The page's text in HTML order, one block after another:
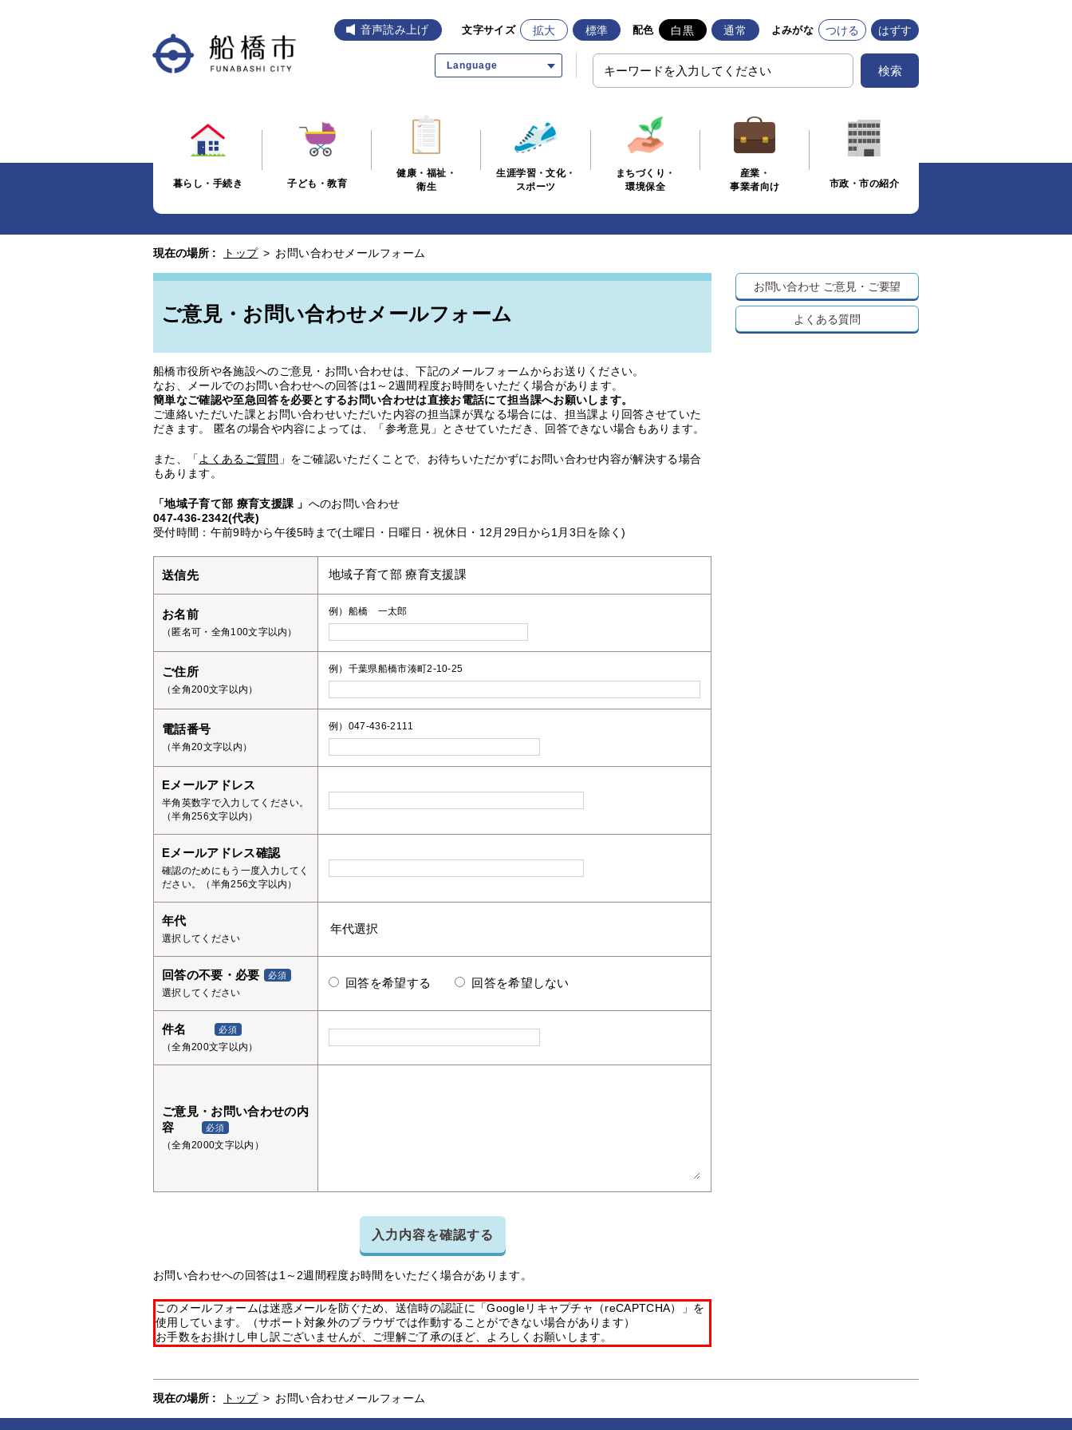
音声読み上げ 文字サイズ 拡大 標準 配色 白黒 通常 よみがな つける はずす
Language 検索
暮らし・手続き 子ども・教育
健康・福祉・
衛生
生涯学習・文化・
スポーツ
まちづくり・
環境保全
産業・
事業者向け
市政・市の紹介
現在の場所 : トップ > お問い合わせメールフォーム
ご意見・お問い合わせメールフォーム
船橋市役所や各施設へのご意見・お問い合わせは、下記のメールフォームからお送りください。
なお、メールでのお問い合わせへの回答は1～2週間程度お時間をいただく場合があります。
簡単なご確認や至急回答を必要とするお問い合わせは直接お電話にて担当課へお願いします。
ご連絡いただいた課とお問い合わせいただいた内容の担当課が異なる場合には、担当課より回答させていた
だきます。 匿名の場合や内容によっては、「参考意見」とさせていただき、回答できない場合もあります。
また、「 よくあるご質問 」をご確認いただくことで、お待ちいただかずにお問い合わせ内容が解決する場合
もあります。
「地域子育て部 療育支援課 」 へのお問い合わせ
047-436-2342(代表)
受付時間：午前9時から午後5時まで(土曜日・日曜日・祝休日・12月29日から1月3日を除く)
送信先 地域子育て部 療育支援課
お名前
（匿名可・全角100文字以内）
例）船橋 一太郎
ご住所
（全角200文字以内）
例）千葉県船橋市湊町2-10-25
電話番号
（半角20文字以内）
例）047-436-2111
Eメールアドレス
半角英数字で入力してください。
（半角256文字以内）
Eメールアドレス確認
確認のためにもう一度入力してく
ださい。（半角256文字以内）
年代
選択してください
回答の不要・必要 必須
選択してください
回答を希望する 回答を希望しない
件名 必須
（全角200文字以内）
ご意見・お問い合わせの内
容
必須
（全角2000文字以内）
入力内容を確認する
お問い合わせへの回答は1～2週間程度お時間をいただく場合があります。
このメールフォームは迷惑メールを防ぐため、送信時の認証に「Googleリキャプチャ（reCAPTCHA）」を
使用しています。（サポート対象外のブラウザでは作動することができない場合があります）
お手数をお掛けし申し訳ございませんが、ご理解ご了承のほど、よろしくお願いします。
お問い合わせ ご意見・ご要望
よくある質問
現在の場所 : トップ > お問い合わせメールフォーム